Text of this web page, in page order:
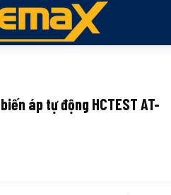
áp tự động HCTEST AT-